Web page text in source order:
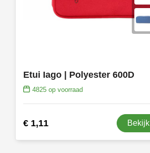
Etui Iago | Polyester 600D
4825op voorraad
€ 1,11 Bekijk